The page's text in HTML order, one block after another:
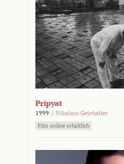
Pripyat
1999 / Nikolaus Geyrhalter
Film online erhältlich